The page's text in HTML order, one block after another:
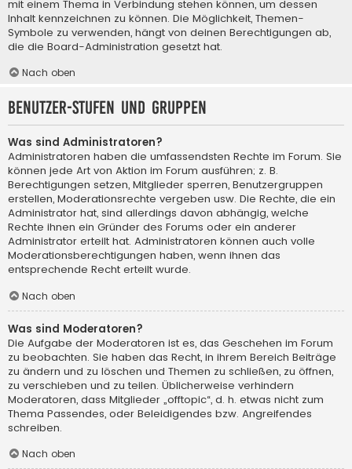
mit einem Thema in Verbindung stehen können, um dessen
Inhalt kennzeichnen zu können. Die Möglichkeit, Themen-
Symbole zu verwenden, hängt von deinen Berechtigungen ab,
die die Board-Administration gesetzt hat.
Nach oben
Benutzer-Stufen und Gruppen
Was sind Administratoren?
Administratoren haben die umfassendsten Rechte im Forum. Sie
können jede Art von Aktion im Forum ausführen; z. B.
Berechtigungen setzen, Mitglieder sperren, Benutzergruppen
erstellen, Moderationsrechte vergeben usw. Die Rechte, die ein
Administrator hat, sind allerdings davon abhängig, welche
Rechte ihnen ein Gründer des Forums oder ein anderer
Administrator erteilt hat. Administratoren können auch volle
Moderationsberechtigungen haben, wenn ihnen das
entsprechende Recht erteilt wurde.
Nach oben
Was sind Moderatoren?
Die Aufgabe der Moderatoren ist es, das Geschehen im Forum
zu beobachten. Sie haben das Recht, in ihrem Bereich Beiträge
zu ändern und zu löschen und Themen zu schließen, zu öffnen,
zu verschieben und zu teilen. Üblicherweise verhindern
Moderatoren, dass Mitglieder „offtopic“, d. h. etwas nicht zum
Thema Passendes, oder Beleidigendes bzw. Angreifendes
schreiben.
Nach oben